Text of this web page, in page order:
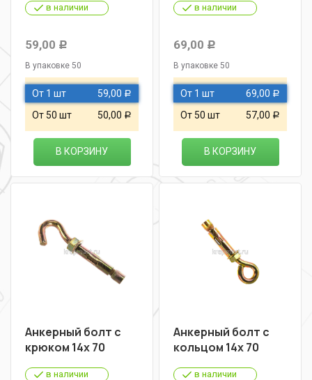
в наличии
59,00 Р
В упаковке 50
От 1 шт 59,00 Р
От 50 шт 50,00 Р
В КОРЗИНУ
в наличии
69,00 Р
В упаковке 50
От 1 шт 69,00 Р
От 50 шт 57,00 Р
В КОРЗИНУ
Анкерный болт с
крюком 14х 70
в наличии
Анкерный болт с
кольцом 14х 70
в наличии